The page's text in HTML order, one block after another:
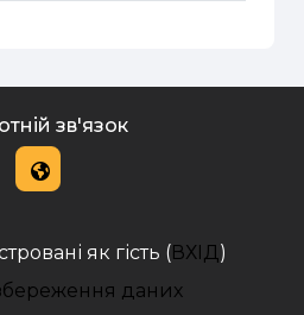
зв'язок
як гість (ВХІД )
даних